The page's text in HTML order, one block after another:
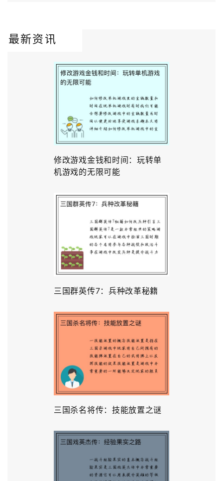
最新资讯
修改游戏金钱和时间：玩转单
机游戏的无限可能
三国群英传7：兵种改革秘籍
三国杀名将传：技能放置之谜